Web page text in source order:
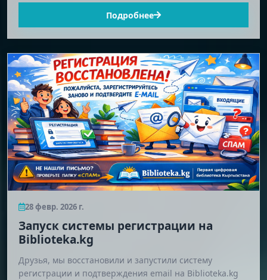
Подробнее
28 февр. 2026 г.
Запуск системы регистрации на
Biblioteka.kg
Друзья, мы восстановили и запустили систему
регистрации и подтверждения email на Biblioteka.kg